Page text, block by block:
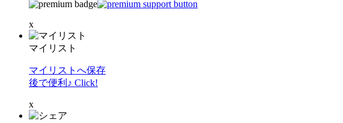
x
マイリスト
マイリストへ保存
後で便利♪ Click!
x